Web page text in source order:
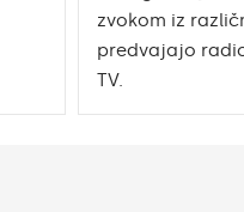
zvokom iz
predvajajo
TV.